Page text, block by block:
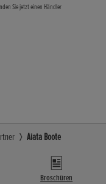
Sie jetzt einen Händler
Aiata Boote
Broschüren